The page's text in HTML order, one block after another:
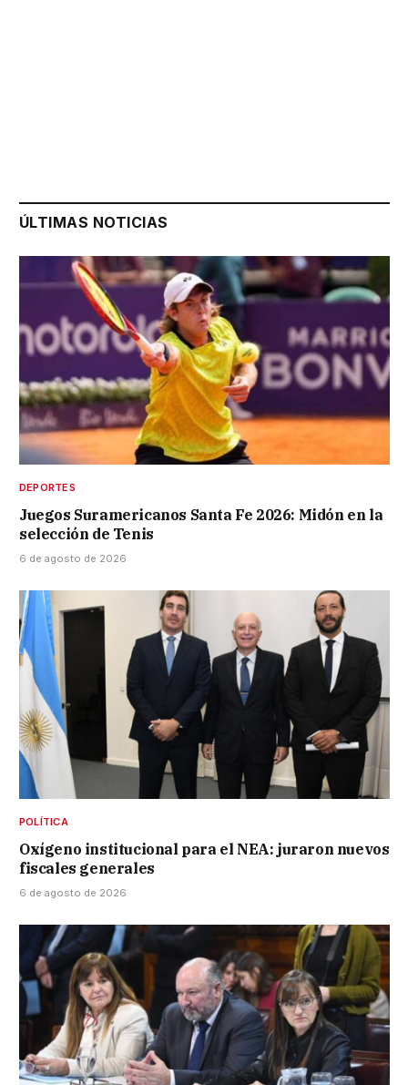
ÚLTIMAS NOTICIAS
DEPORTES
Juegos Suramericanos Santa Fe 2026: Midón en la
selección de Tenis
6 de agosto de 2026
POLÍTICA
Oxígeno institucional para el NEA: juraron nuevos
fiscales generales
6 de agosto de 2026